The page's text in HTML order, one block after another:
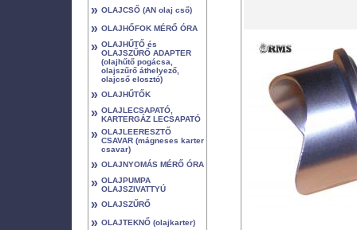
» OLAJCSŐ (AN olaj cső)
» OLAJHŐFOK MÉRŐ ÓRA
» OLAJHŰTŐ és
OLAJSZŰRŐ ADAPTER
(olajhűtő pogácsa,
olajszűrő áthelyező,
olajcső elosztó)
» OLAJHŰTŐK
» OLAJLECSAPATÓ,
KARTERGÁZ LECSAPATÓ
» OLAJLEERESZTŐ
CSAVAR (mágneses karter
csavar)
» OLAJNYOMÁS MÉRŐ ÓRA
» OLAJPUMPA
OLAJSZIVATTYÚ
» OLAJSZŰRŐ
» OLAJTEKNŐ (olajkarter)